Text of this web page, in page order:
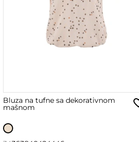
Bluza na tufne sa dekorativnom
mašnom